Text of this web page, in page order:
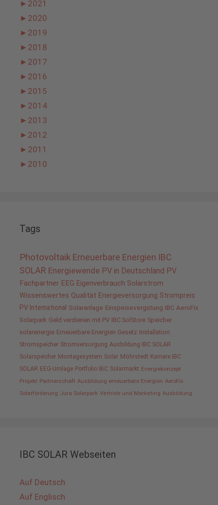
► 2021
► 2020
► 2019
► 2018
► 2017
► 2016
► 2015
► 2014
► 2013
► 2012
► 2011
► 2010
Tags
Photovoltaik Erneuerbare Energien IBC
SOLAR Energiewende PV in Deutschland PV
Fachpartner EEG Eigenverbrauch Solarstrom
Wissenswertes Qualität Energieversorgung Strompreis
PV International Solaranlage Einspeisevergütung IBC AeroFix
Solarpark Geld verdienen mit PV IBC SolStore Speicher
solarenergie Erneuerbare Energien Gesetz Installation
Stromspeicher Stromversorgung Ausbildung IBC SOLAR
Solarspeicher Montagesystem Solar Möhrstedt Karriere IBC
SOLAR EEG-Umlage Portfolio IBC Solarmarkt Energiekonzept
Projekt Partnerschaft Ausbildung erneuerbare Energien AeroFix
Solarförderung Jura Solarpark Vertrieb und Marketing Ausbildung
IBC SOLAR Webseiten
Auf Deutsch
Auf Englisch